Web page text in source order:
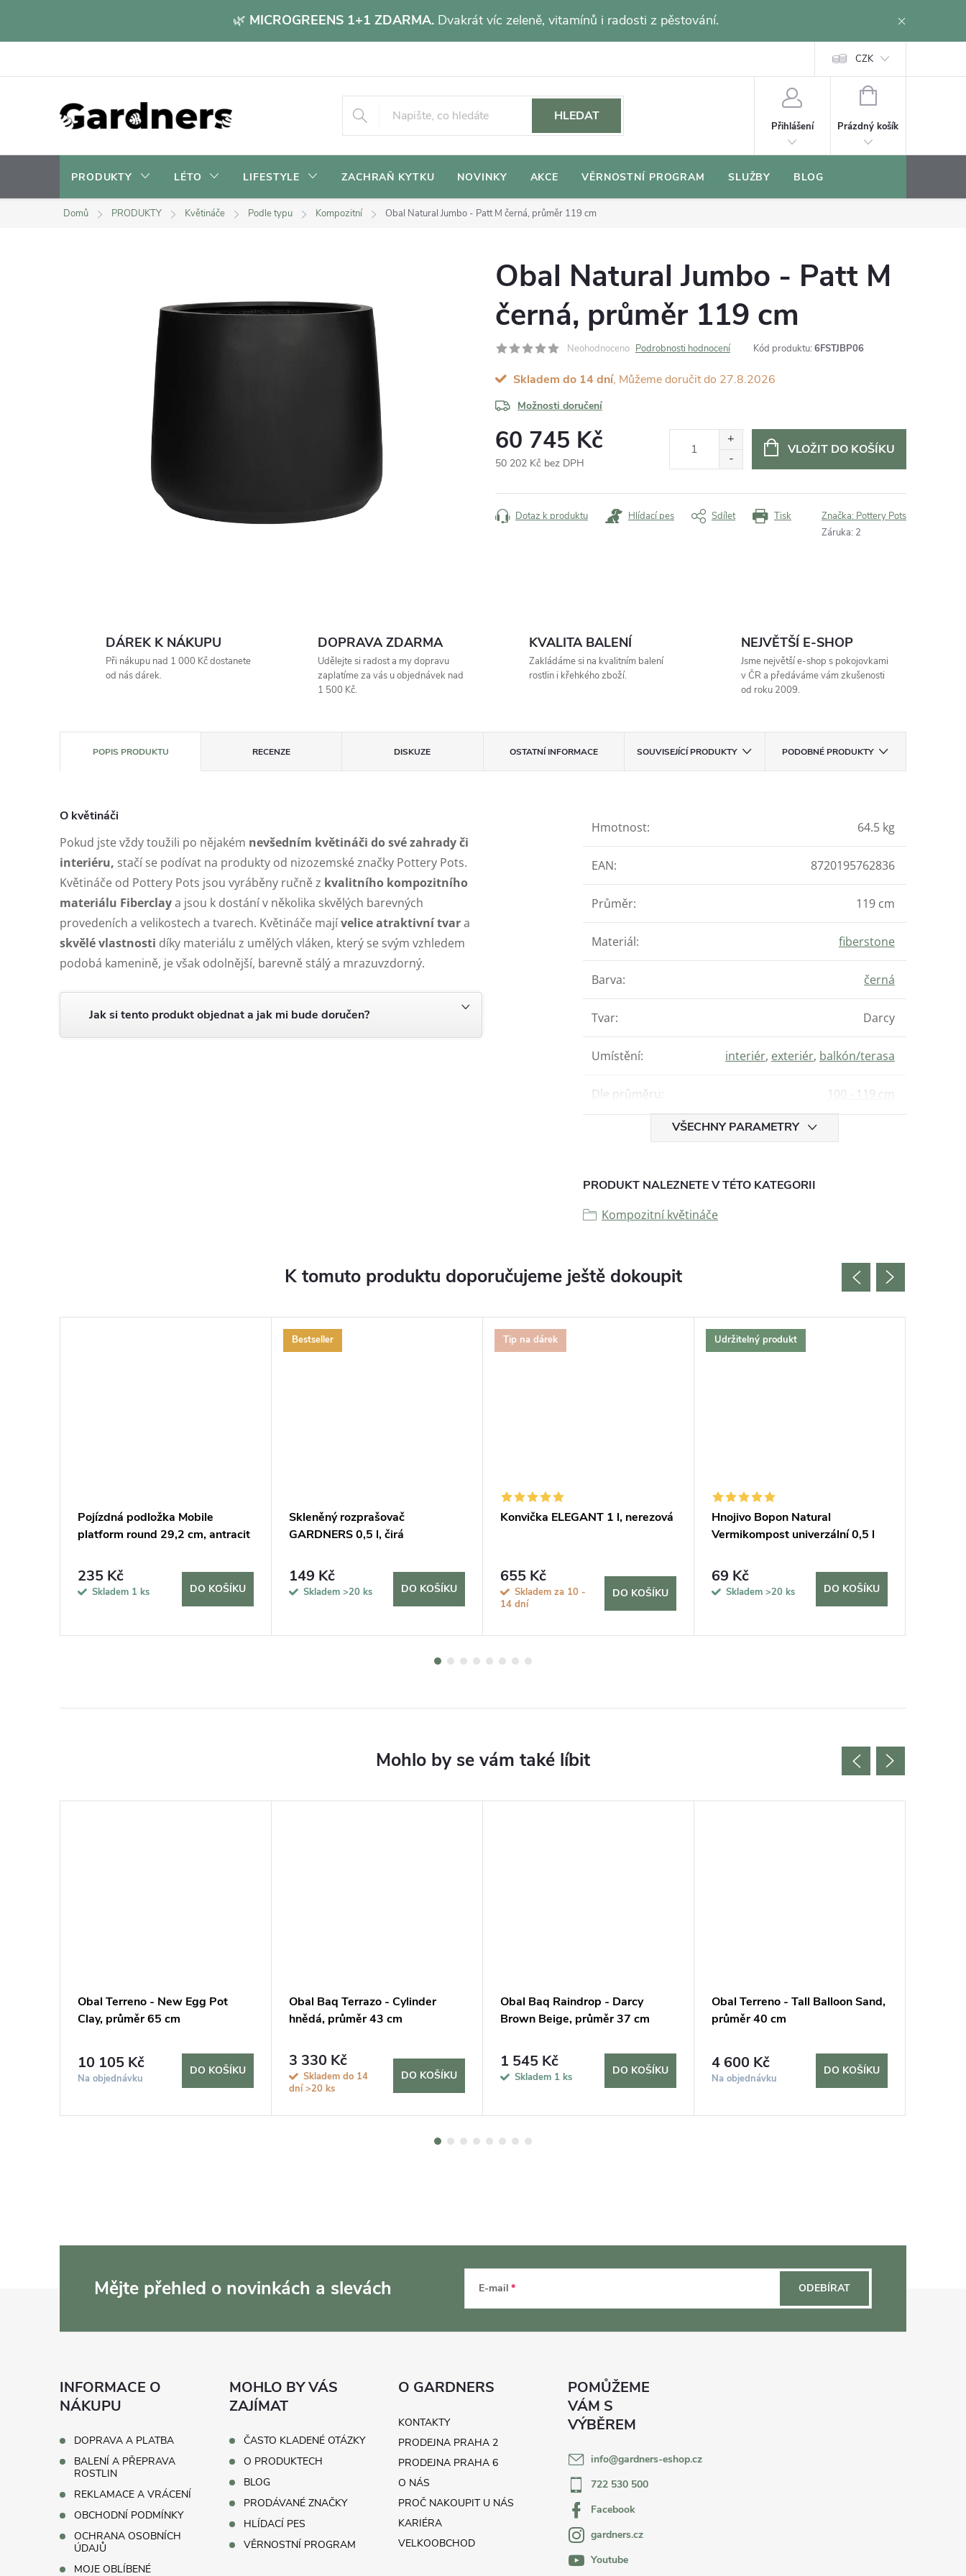
🌿 MICROGREENS 1+1 ZDARMA. Dvakrát víc zeleně, vitamínů i radosti z pěstování.
CZK
HLEDAT
Přihlášení
NÁKUPNÍ
Prázdný košík
PRODUKTY LÉTO LIFESTYLE ZACHRAŇ KYTKU NOVINKY AKCE VĚRNOSTNÍ PROGRAM SLUŽBY BLOG
Domů PRODUKTY Květináče Podle typu Kompozitní Obal Natural Jumbo - Patt M černá, průměr 119 cm
Obal Natural Jumbo - Patt M
černá, průměr 119 cm
Neohodnoceno Podrobnosti hodnocení Kód produktu: 6FSTJBP06
Skladem do 14 dní 27.8.2026
Možnosti doručení
60 745 Kč
50 202 Kč bez DPH
cena:
VLOŽIT DO KOŠÍKU
Tisk
Dotaz k produktu Hlídací pes Sdílet Značka: Pottery Pots
Záruka: 2
DÁREK K NÁKUPU
Při nákupu nad 1 000 Kč dostanete
od nás dárek.
DOPRAVA ZDARMA
Udělejte si radost a my dopravu
zaplatíme za vás u objednávek nad
1 500 Kč.
KVALITA BALENÍ
Zakládáme si na kvalitním balení
rostlin i křehkého zboží.
NEJVĚTŠÍ E-SHOP
Jsme největší e-shop s pokojovkami
v ČR a předáváme vám zkušenosti
od roku 2009.
POPIS PRODUKTU RECENZE DISKUZE OSTATNÍ INFORMACE SOUVISEJÍCÍ PRODUKTY PODOBNÉ PRODUKTY
O květináči
Pokud jste vždy toužili po nějakém nevšedním květináči do své zahrady či
interiéru, stačí se podívat na produkty od nizozemské značky Pottery Pots.
Květináče od Pottery Pots jsou vyráběny ručně z kvalitního kompozitního
materiálu Fiberclaya jsou k dostání v několika skvělých barevných
provedeních a velikostech a tvarech. Květináče majívelice atraktivní tvara
skvělé vlastnosti díky materiálu z umělých vláken, který se svým vzhledem
podobá kamenině, je však odolnější, barevně stálý a mrazuvzdorný.
Jak si tento produkt objednat a jak mi bude doručen?
Hmotnost: 64.5 kg
EAN: 8720195762836
Průměr: 119 cm
Materiál: fiberstone
Barva: černá
Tvar: Darcy
Umístění: interiér, exteriér, balkón/terasa
Dle průměru: 100 - 119 cm
VŠECHNY PARAMETRY
PRODUKT NALEZNETE V TÉTO KATEGORII
Kompozitní květináče
K tomuto produktu doporučujeme ještě dokoupit
Pojízdná podložka Mobile
platform round 29,2 cm, antracit
235 Kč
Skladem 1 ks DO KOŠÍKU
Bestseller
Skleněný rozprašovač
GARDNERS 0,5 l, čirá
149 Kč
Skladem >20 ks DO KOŠÍKU
Tip na dárek
Konvička ELEGANT 1 l, nerezová
655 Kč
Skladem za 10 -
14 dní
DO KOŠÍKU
Udržitelný produkt
Hnojivo Bopon Natural
Vermikompost univerzální 0,5 l
69 Kč
Skladem >20 ks DO KOŠÍKU
Obal Terreno - New Egg Pot
Clay, průměr 65 cm
10 105 Kč
Na objednávku
DO KOŠÍKU
Obal Baq Terrazo - Cylinder
hnědá, průměr 43 cm
3 330 Kč
Skladem do 14
dní>20 ks
DO KOŠÍKU
Obal Baq Raindrop - Darcy
Brown Beige, průměr 37 cm
1 545 Kč
Skladem 1 ks
DO KOŠÍKU
Obal Terreno - Tall Balloon Sand,
průměr 40 cm
4 600 Kč
Na objednávku
DO KOŠÍKU
Mějte přehled o novinkách a slevách E-mail ODEBÍRAT
INFORMACE O
NÁKUPU
DOPRAVA A PLATBA
BALENÍ A PŘEPRAVA
ROSTLIN
REKLAMACE A VRÁCENÍ
OBCHODNÍ PODMÍNKY
OCHRANA OSOBNÍCH
ÚDAJŮ
MOJE OBLÍBENÉ
MOHLO BY VÁS
ZAJÍMAT
ČASTO KLADENÉ OTÁZKY
O PRODUKTECH
BLOG
PRODÁVANÉ ZNAČKY
HLÍDACÍ PES
VĚRNOSTNÍ PROGRAM
O GARDNERS
KONTAKTY
PRODEJNA PRAHA 2
PRODEJNA PRAHA 6
O NÁS
PROČ NAKOUPIT U NÁS
KARIÉRA
VELKOOBCHOD
info@gardners-eshop.cz
722 530 500
Facebook
gardners.cz
Youtube